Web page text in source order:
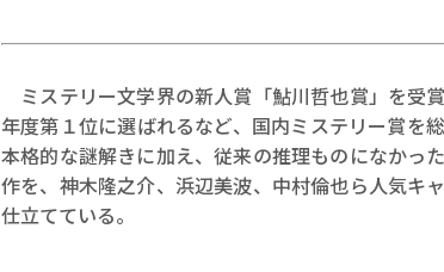
ミステリー文学界の新人賞「鮎川哲也賞」を受
年度第１位に選ばれるなど、国内ミステリー賞を
本格的な謎解きに加え、従来の推理ものになかっ
作を、神木隆之介、浜辺美波、中村倫也ら人気キ
仕立てている。